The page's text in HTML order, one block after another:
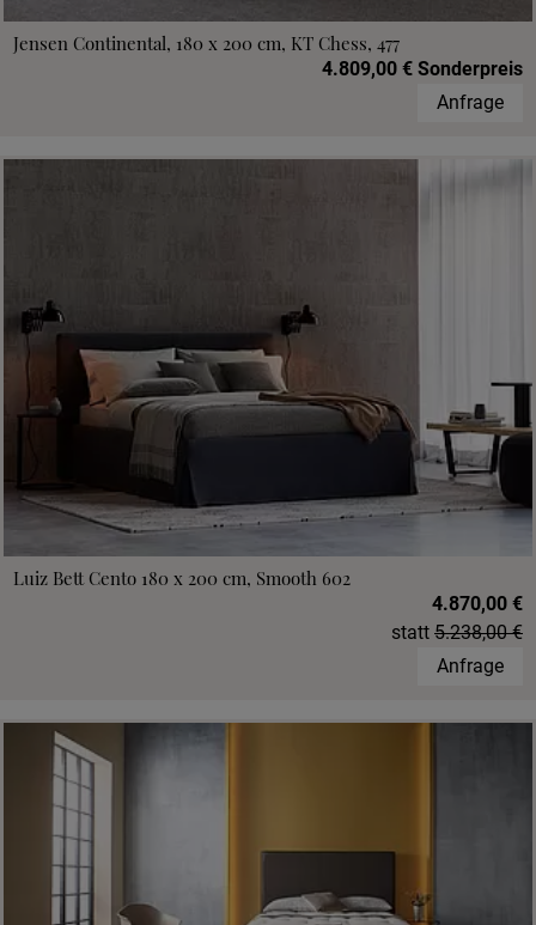
Jensen Continental, 180 x 200 cm, KT Chess, 477
4.809,00 € Sonderpreis
Anfrage
Luiz Bett Cento 180 x 200 cm, Smooth 602
4.870,00 €
statt 5.238,00 €
Anfrage